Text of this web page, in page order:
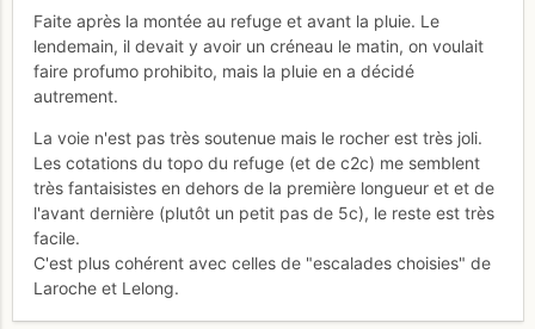
Faite après la montée au refuge et avant la pluie. Le
lendemain, il devait y avoir un créneau le matin, on voulait
faire profumo prohibito, mais la pluie en a décidé
autrement.
La voie n'est pas très soutenue mais le rocher est très joli.
Les cotations du topo du refuge (et de c2c) me semblent
très fantaisistes en dehors de la première longueur et et de
l'avant dernière (plutôt un petit pas de 5c), le reste est très
facile.
C'est plus cohérent avec celles de "escalades choisies" de
Laroche et Lelong.